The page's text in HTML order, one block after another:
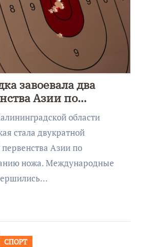
завоевала два
Азии по
области
стала двукратной
Азии по
ножа. Международные
СПОРТ